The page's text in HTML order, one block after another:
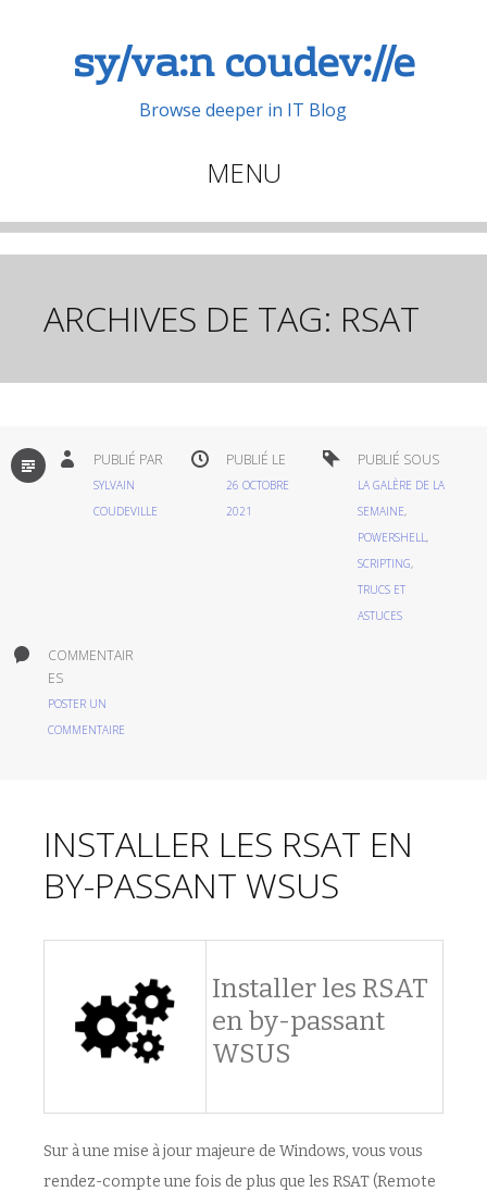
sy/va:n coudev://e
Browse deeper in IT Blog
MENU
Aller
ARCHIVES DE TAG: RSAT
PAR
DÉFAUT
PUBLIÉ PAR
SYLVAIN
COUDEVILLE
PUBLIÉ LE
26 OCTOBRE
2021
PUBLIÉ SOUS
LA GALÈRE DE LA
SEMAINE,
POWERSHELL,
SCRIPTING,
TRUCS ET
ASTUCES
COMMENTAIR
ES
POSTER UN
COMMENTAIRE
INSTALLER LES RSAT EN
BY-PASSANT WSUS
Installer les RSAT
en by-passant
WSUS
Sur à une mise à jour majeure de Windows, vous vous
rendez-compte une fois de plus que les RSAT (Remote